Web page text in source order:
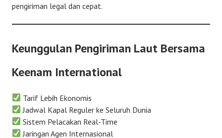
pengiriman legal dan cepat.
Keunggulan Pengiriman Laut Bersama
Keenam International
Tarif Lebih Ekonomis
Jadwal Kapal Reguler ke Seluruh Dunia
Sistem Pelacakan Real-Time
Jaringan Agen Internasional